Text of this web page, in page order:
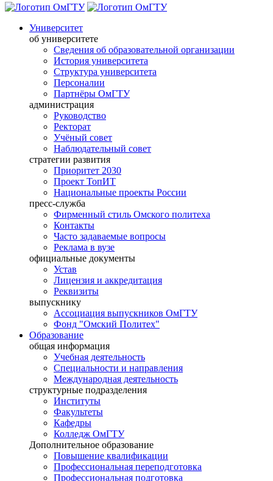
Университет
об университете
Сведения об образовательной организации
История университета
Структура университета
Персоналии
Партнёры ОмГТУ
администрация
Руководство
Ректорат
Учёный совет
Наблюдательный совет
стратегии развития
Приоритет 2030
Проект ТопИТ
Национальные проекты России
пресс-служба
Фирменный стиль Омского политеха
Контакты
Часто задаваемые вопросы
Реклама в вузе
официальные документы
Устав
Лицензия и аккредитация
Реквизиты
выпускнику
Ассоциация выпускников ОмГТУ
Фонд "Омский Политех"
Образование
общая информация
Учебная деятельность
Специальности и направления
Международная деятельность
структурные подразделения
Институты
Факультеты
Кафедры
Колледж ОмГТУ
Дополнительное образование
Повышение квалификации
Профессиональная переподготовка
Профессиональная подготовка